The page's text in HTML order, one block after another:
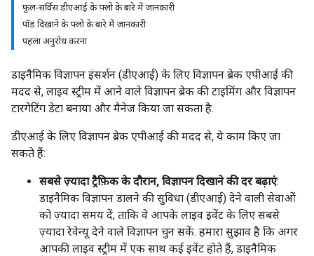
फ़ुल-सर्विस डीएआई के फ़्लो के बारे में जानकारी
पॉड दिखाने के फ़्लो के बारे में जानकारी
पहला अनुरोध करना
डाइनैमिक विज्ञापन इंसर्शन (डीएआई) के लिए विज्ञापन ब्रेक एपीआई की
मदद से, लाइव स्ट्रीम में आने वाले विज्ञापन ब्रेक की टाइमिंग और विज्ञापन
टारगेटिंग डेटा बनाया और मैनेज किया जा सकता है.
डीएआई के लिए विज्ञापन ब्रेक एपीआई की मदद से, ये काम किए जा
सकते हैं:
सबसे ज़्यादा ट्रैफ़िक के दौरान, विज्ञापन दिखाने की दर बढ़ाएं:
डाइनैमिक विज्ञापन डालने की सुविधा (डीएआई) देने वाली सेवाओं
को ज़्यादा समय दें, ताकि वे आपके लाइव इवेंट के लिए सबसे
ज़्यादा रेवेन्यू देने वाले विज्ञापन चुन सकें. हमारा सुझाव है कि अगर
आपकी लाइव स्ट्रीम में एक साथ कई इवेंट होते हैं, डाइनैमिक